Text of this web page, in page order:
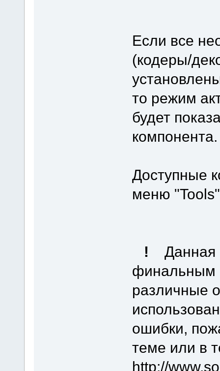
Если все
(кодеры/
то режим
будет
компонента.
Доступные
меню
!
Данная
финальным
различные
ошибки,
теме или в
http://